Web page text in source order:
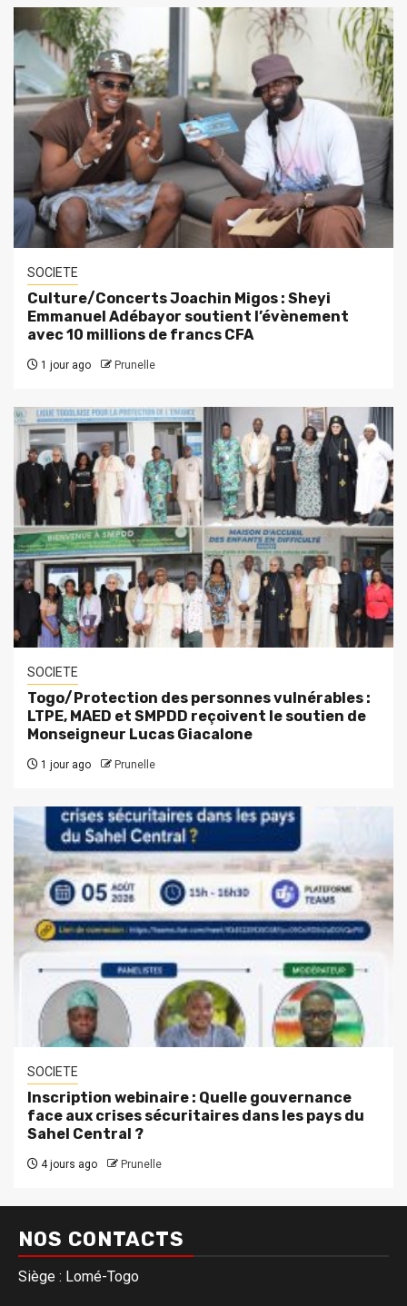
SOCIETE
Culture/Concerts Joachin Migos : Sheyi
Emmanuel Adébayor soutient l’évènement
avec 10 millions de francs CFA
1 jour ago Prunelle
SOCIETE
Togo/Protection des personnes vulnérables :
LTPE, MAED et SMPDD reçoivent le soutien de
Monseigneur Lucas Giacalone
1 jour ago Prunelle
SOCIETE
Inscription webinaire : Quelle gouvernance
face aux crises sécuritaires dans les pays du
Sahel Central ?
4 jours ago Prunelle
NOS CONTACTS
Siège : Lomé-Togo